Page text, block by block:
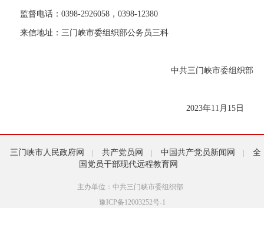
监督电话：0398-2926058，0398-12380
来信地址：三门峡市委组织部公务员三科
中共三门峡市委组织部
2023年11月15日
三门峡市人民政府网 共产党员网 中国共产党员新闻网
全
国党员干部现代远程教育网
主办单位：中共三门峡市委组织部
豫ICP备12003252号-1